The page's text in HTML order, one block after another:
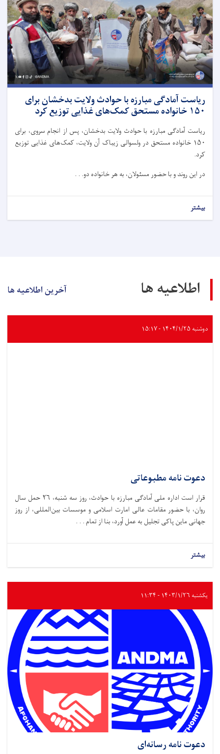
ریاست آمادگی مبارزه با حوادث ولایت بدخشان برای
۱۵۰ خانواده مستحق کمک‌های غذایی توزیع کرد
ریاست آمادگی مبارزه با حوادث ولایت بدخشان، پس از انجام سروی، برای
۱۵۰ خانواده مستحق در ولسوالی زیباک آن ولایت، کمک‌های غذایی توزیع
کرد.
در این روند و با حضور مسئولان، به هر خانواده دو. . .
بیشتر
اطلاعیه ها آخرین اطلاعیه ها
دوشنبه ۱۴۰۴/۱/۲۵ - ۱۵:۱۷
دعوت نامه مطبوعاتی
قرار است اداره ملی آمادگی مبارزه با حوادث،‌ روز سه شنبه، ۲۶ حمل سال
روان، با حضور مقامات عالی امارت اسلامی و موسسات بین‌المللی، از روز
جهانی ماین پاکی تجلیل به عمل آورد، بنا از تمام . . .
بیشتر
یکشنبه ۱۴۰۳/۱/۲۶ - ۱۱:۳۴
دعوت نامه رسانه‌ای